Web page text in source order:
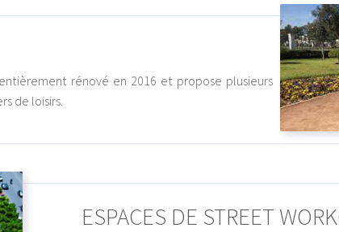
rénové en 2016 et propose plusieurs
de loisirs.
ESPACES DE STREET